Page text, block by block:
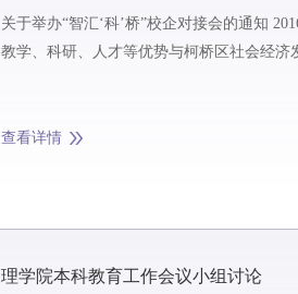
关于举办“智汇‘科’桥”校企对接会的通知 2016-10-14 来源：柯桥地方研究院（筹） 各二级学院： 为实现之江学院及浙江工业大学
教学、科研、人才等优势与柯桥区社会经济
查看详情
理学院本科教育工作会议小组讨论